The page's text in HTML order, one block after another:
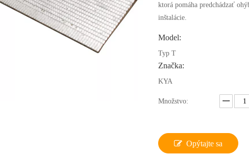
ktorá pomáha predchádzať
inštalácie.
Model:
Typ T
Značka:
KYA
Množstvo:
Opýtajte sa